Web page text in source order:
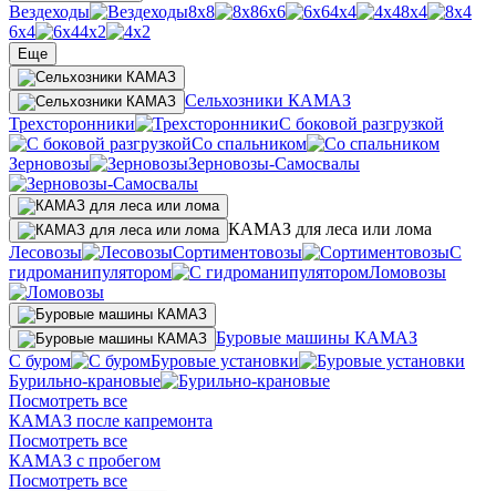
Вездеходы
8х8 6х6 4х4
8х4
6х4
4х2
Еще
Сельхозники КАМАЗ
Трехсторонники
С боковой разгрузкой
Со спальником
Зерновозы
Зерновозы-Самосвалы
КАМАЗ для леса или лома
Лесовозы
Сортиментовозы
С
гидроманипулятором
Ломовозы
Буровые машины КАМАЗ
С буром
Буровые установки
Бурильно-крановые
Посмотреть все
КАМАЗ после капремонта
Посмотреть все
КАМАЗ с пробегом
Посмотреть все